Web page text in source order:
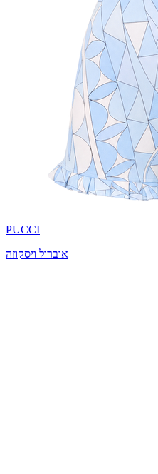
PUCCI
אוברול ויסקוזה